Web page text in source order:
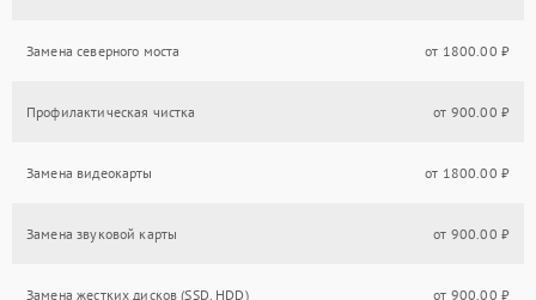
Замена северного моста от 1800.00 ₽
Профилактическая чистка от 900.00 ₽
Замена видеокарты от 1800.00 ₽
Замена звуковой карты от 900.00 ₽
Замена жестких дисков (SSD, HDD) от 900.00 ₽